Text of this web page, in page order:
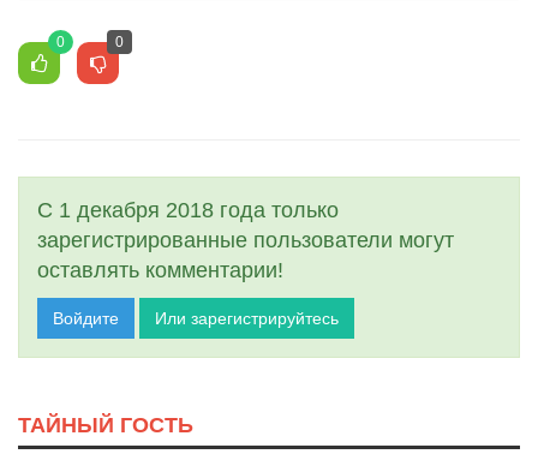
0 0
С 1 декабря 2018 года только
зарегистрированные пользователи могут
оставлять комментарии!
Войдите Или зарегистрируйтесь
ТАЙНЫЙ ГОСТЬ